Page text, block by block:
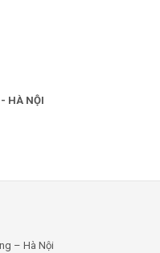
HÀ NỘI
– Hà Nội